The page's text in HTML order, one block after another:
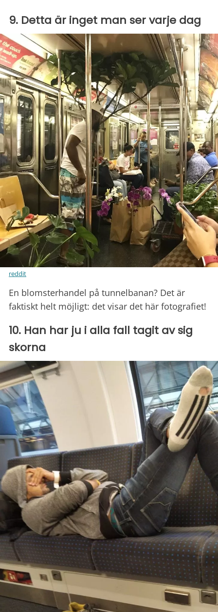
9. Detta är inget man ser varje dag
reddit
En blomsterhandel på tunnelbanan? Det är
faktiskt helt möjligt: det visar det här fotografiet!
10. Han har ju i alla fall tagit av sig
skorna